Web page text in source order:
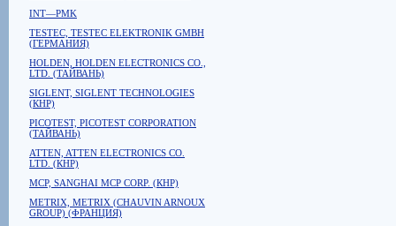
INT—PMK
TESTEC, TESTEC ELEKTRONIK GMBH
(ГЕРМАНИЯ)
HOLDEN, HOLDEN ELECTRONICS CO.,
LTD. (ТАЙВАНЬ)
SIGLENT, SIGLENT TECHNOLOGIES
(КНР)
PICOTEST, PICOTEST CORPORATION
(ТАЙВАНЬ)
ATTEN, ATTEN ELECTRONICS CO.
LTD. (КНР)
MCP, SANGHAI MCP CORP. (КНР)
METRIX, METRIX (CHAUVIN ARNOUX
GROUP) (ФРАНЦИЯ)